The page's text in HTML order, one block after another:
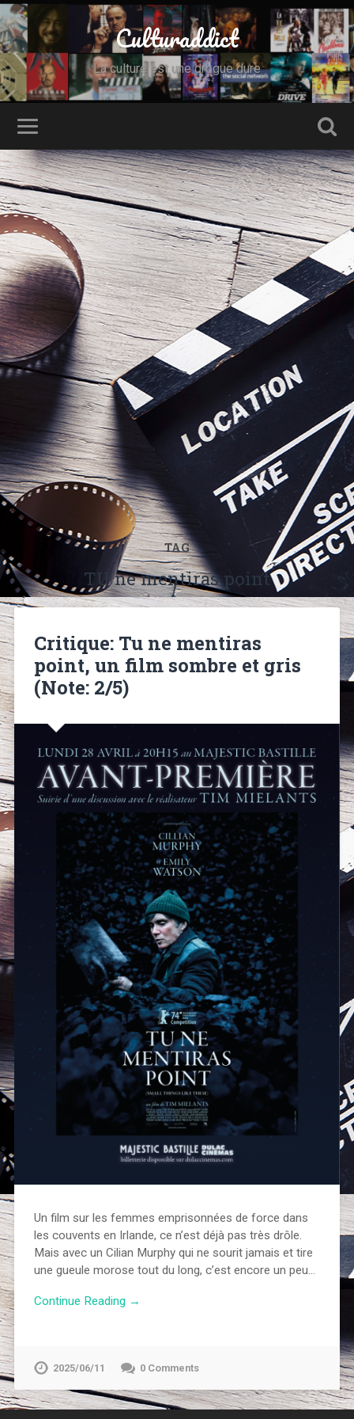
Culturaddict
La culture est une drogue dure
TAG
TU ne mentiras point
Critique: Tu ne mentiras
point, un film sombre et gris
(Note: 2/5)
Un film sur les femmes emprisonnées de force dans
les couvents en Irlande, ce n’est déjà pas très drôle.
Mais avec un Cilian Murphy qui ne sourit jamais et tire
une gueule morose tout du long, c’est encore un peu…
Continue Reading →
2025/06/11 0 Comments